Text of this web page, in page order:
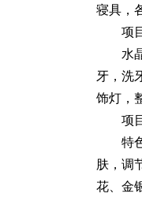
寝具，
项
水
牙，洗
饰灯，
项
特
肤，调
花、金